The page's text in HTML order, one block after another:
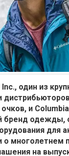
один из
и
бренд одежды,
для
о многолетнем
на